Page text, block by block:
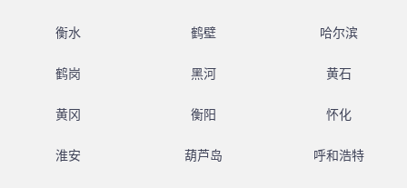
衡水 鹤壁 哈尔滨
鹤岗 黑河 黄石
黄冈 衡阳 怀化
淮安 葫芦岛 呼和浩特